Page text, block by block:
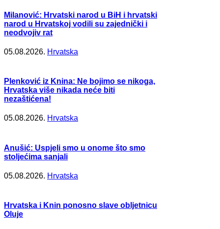
Milanović: Hrvatski narod u BiH i hrvatski
narod u Hrvatskoj vodili su zajednički i
neodvojiv rat
05.08.2026. Hrvatska
Plenković iz Knina: Ne bojimo se nikoga,
Hrvatska više nikada neće biti
nezaštićena!
05.08.2026. Hrvatska
Anušić: Uspjeli smo u onome što smo
stoljećima sanjali
05.08.2026. Hrvatska
Hrvatska i Knin ponosno slave obljetnicu
Oluje